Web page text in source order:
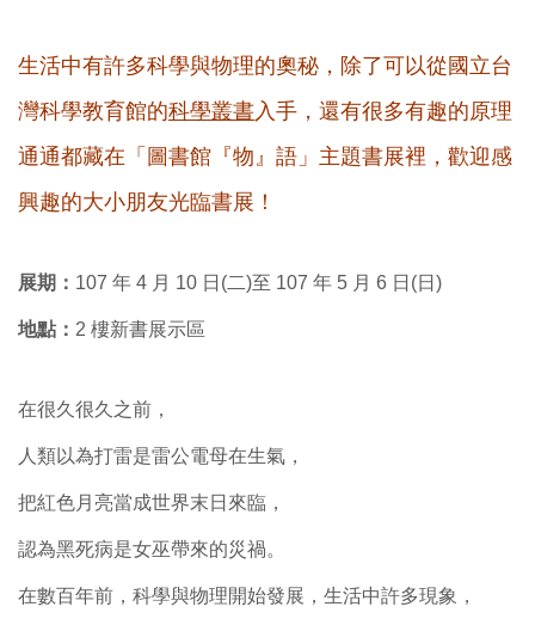
生活中有許多科學與物理的奧秘，除了可以從國立台
灣科學教育館的科學叢書 入手，還有很多有趣的原理
通通都藏在「圖書館『物』語」主題書展裡，歡迎感
興趣的大小朋友光臨書展！
展期： 107 年 4 月 10 日(二)至 107 年 5 月 6 日(日)
地點： 2 樓新書展示區
在很久很久之前，
人類以為打雷是雷公電母在生氣，
把紅色月亮當成世界末日來臨，
認為黑死病是女巫帶來的災禍。
在數百年前，科學與物理開始發展，生活中許多現象，